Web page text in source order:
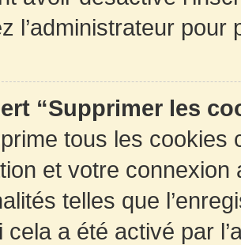
l’administrateur
“Supprimer les
tous les cookies
et votre
telles que
cela a été activé par